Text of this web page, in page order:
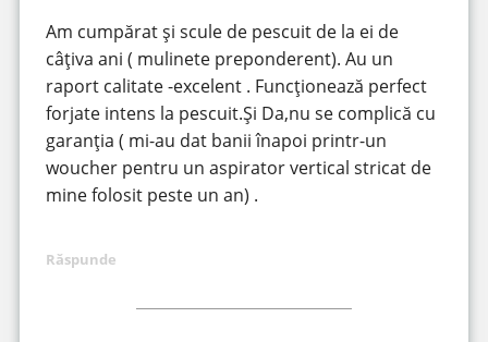
Am cumpărat și scule de pescuit de la ei de
câțiva ani ( mulinete preponderent). Au un
raport calitate -excelent . Funcționează perfect
forjate intens la pescuit.Și Da,nu se complică cu
garanția ( mi-au dat banii înapoi printr-un
woucher pentru un aspirator vertical stricat de
mine folosit peste un an) .
Răspunde